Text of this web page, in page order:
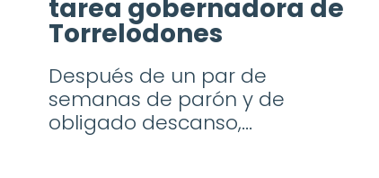
tarea gobernadora de
Torrelodones
Después de un par de
semanas de parón y de
obligado descanso,...